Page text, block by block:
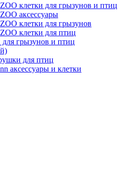
клетки для грызунов и птиц
аксессуары
клетки для грызунов
клетки для птиц
для грызунов и птиц
для птиц
аксессуары и клетки